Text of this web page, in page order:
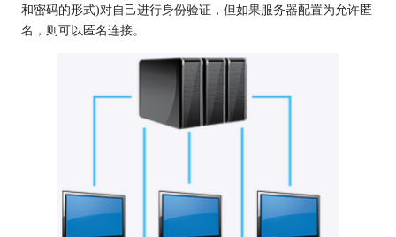
和密码的形式)对自己进行身份验证，但如果服务器配置为允许匿
名，则可以匿名连接。